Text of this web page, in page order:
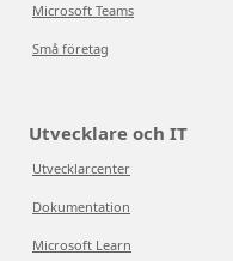
Microsoft Teams
Små företag
Utvecklare och IT
Utvecklarcenter
Dokumentation
Microsoft Learn